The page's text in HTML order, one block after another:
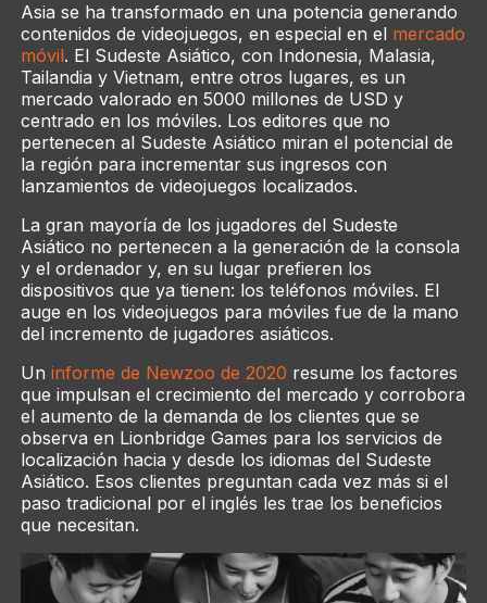
Asia se ha transformado en una potencia generando
contenidos de videojuegos, en especial en el mercado
móvil. El Sudeste Asiático, con Indonesia, Malasia,
Tailandia y Vietnam, entre otros lugares, es un
mercado valorado en 5000 millones de USD y
centrado en los móviles. Los editores que no
pertenecen al Sudeste Asiático miran el potencial de
la región para incrementar sus ingresos con
lanzamientos de videojuegos localizados.
La gran mayoría de los jugadores del Sudeste
Asiático no pertenecen a la generación de la consola
y el ordenador y, en su lugar prefieren los
dispositivos que ya tienen: los teléfonos móviles. El
auge en los videojuegos para móviles fue de la mano
del incremento de jugadores asiáticos.
Un informe de Newzoo de 2020 resume los factores
que impulsan el crecimiento del mercado y corrobora
el aumento de la demanda de los clientes que se
observa en Lionbridge Games para los servicios de
localización hacia y desde los idiomas del Sudeste
Asiático. Esos clientes preguntan cada vez más si el
paso tradicional por el inglés les trae los beneficios
que necesitan.